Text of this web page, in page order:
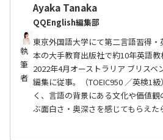
執
筆
者
Ayaka Tanaka
QQEnglish編集部
東京外国語大学にて第二言語習得
本の大手教育出版社で約10年英語教
2022年4月オーストラリア ブリスベ
編集に従事。（TOEIC950 ／英検1
く、言語の背景にある文化や価値
ぶ面白さ・奥深さを感じてもらえた